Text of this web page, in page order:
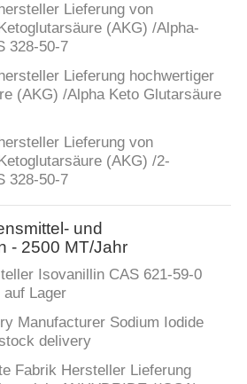
Lieferung von
(AKG) /Alpha-
328-50-7
Lieferung hochwertiger
(AKG) /Alpha Keto Glutarsäure
Lieferung von
(AKG) /2-
328-50-7
und
- 2500 MT/Jahr
Isovanillin CAS 621-59-0
Lager
Manufacturer Sodium Iodide
delivery
Fabrik Hersteller Lieferung